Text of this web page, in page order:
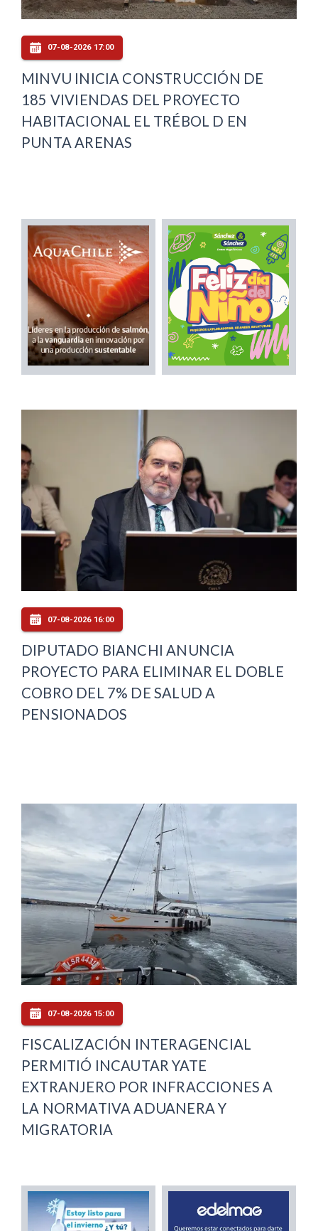
07-08-2026 17:00
MINVU INICIA CONSTRUCCIÓN DE
185 VIVIENDAS DEL PROYECTO
HABITACIONAL EL TRÉBOL D EN
PUNTA ARENAS
07-08-2026 16:00
DIPUTADO BIANCHI ANUNCIA
PROYECTO PARA ELIMINAR EL DOBLE
COBRO DEL 7% DE SALUD A
PENSIONADOS
07-08-2026 15:00
FISCALIZACIÓN INTERAGENCIAL
PERMITIÓ INCAUTAR YATE
EXTRANJERO POR INFRACCIONES A
LA NORMATIVA ADUANERA Y
MIGRATORIA